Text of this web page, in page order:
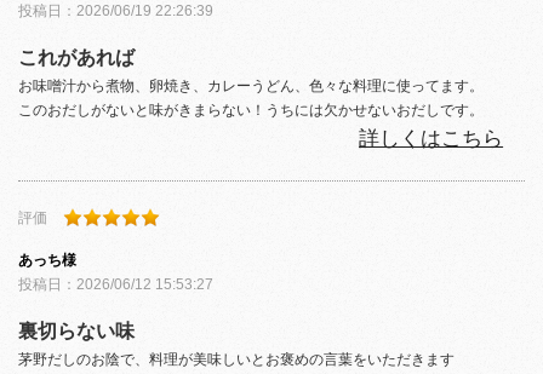
投稿日： 2026/06/19 22:26:39
これがあれば
お味噌汁から煮物、卵焼き、カレーうどん、色々な料理に使ってます。
このおだしがないと味がきまらない！うちには欠かせないおだしです。
詳しくはこちら
評価
あっち様
投稿日： 2026/06/12 15:53:27
裏切らない味
茅野だしのお陰で、料理が美味しいとお褒めの言葉をいただきます